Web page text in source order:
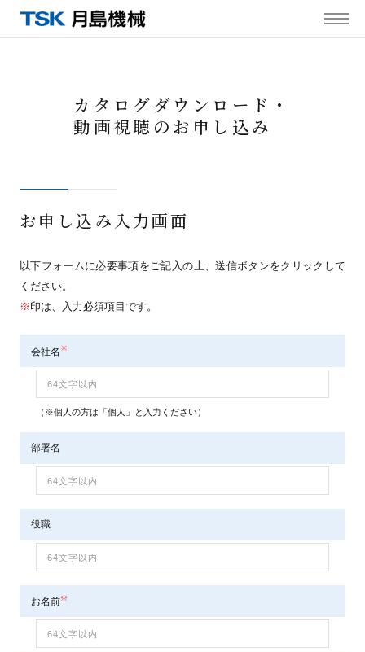
カタログダウンロード・
動画視聴のお申し込み
お申し込み入力画面
以下フォームに必要事項をご記入の上、送信ボタンをクリックして
ください。
※ 印は、入力必須項目です。
会社名 ※
（※個人の方は「個人」と入力ください）
部署名
役職
お名前※